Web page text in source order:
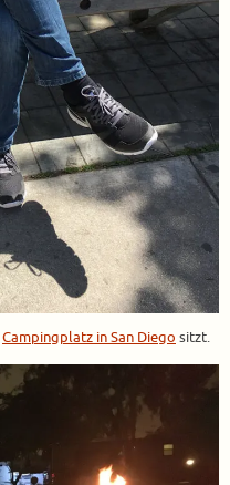
Campingplatz in San Diego sitzt.